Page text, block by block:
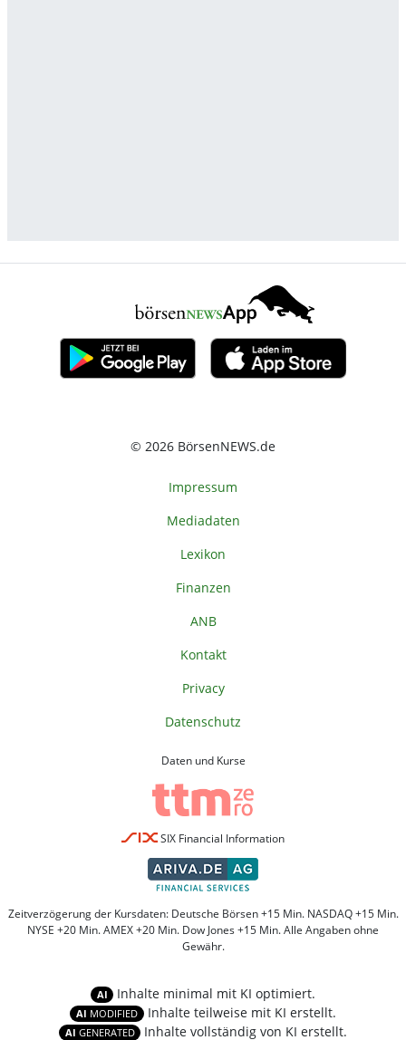
© 2026 BörsenNEWS.de
Impressum
Mediadaten
Lexikon
Finanzen
ANB
Kontakt
Privacy
Datenschutz
Daten und Kurse
SIX Financial Information
Zeitverzögerung der Kursdaten: Deutsche Börsen +15 Min. NASDAQ +15 Min.
NYSE +20 Min. AMEX +20 Min. Dow Jones +15 Min. Alle Angaben ohne
Gewähr.
AI Inhalte minimal mit KI optimiert.
AI MODIFIED Inhalte teilweise mit KI erstellt.
AI GENERATED Inhalte vollständig von KI erstellt.